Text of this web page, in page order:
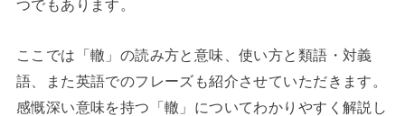
つでもあります。
ここでは「轍」の読み方と意味、使い方と類語・対義
語、また英語でのフレーズも紹介させていただきます。
感慨深い意味を持つ「轍」についてわかりやすく解説し